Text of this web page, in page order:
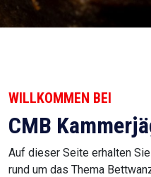
WILLKOMMEN BEI
CMB
Auf dieser Seite erhalten
rund um das Thema